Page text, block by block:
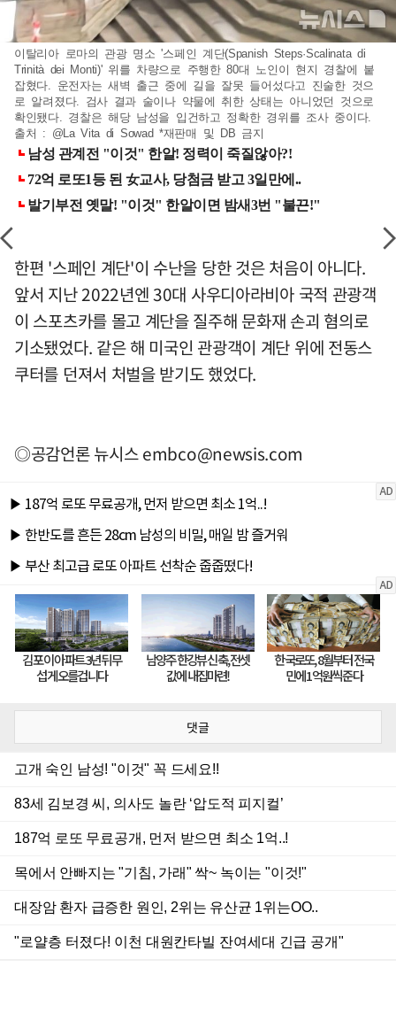
이탈리아 로마의 관광 명소 '스페인 계단(Spanish Steps·Scalinata di
Trinità dei Monti)' 위를 차량으로 주행한 80대 노인이 현지 경찰에 붙
잡혔다. 운전자는 새벽 출근 중에 길을 잘못 들어섰다고 진술한 것으
로 알려졌다. 검사 결과 술이나 약물에 취한 상태는 아니었던 것으로
확인됐다. 경찰은 해당 남성을 입건하고 정확한 경위를 조사 중이다.
출처 : @La Vita di Sowad *재판매 및 DB 금지
한편 '스페인 계단'이 수난을 당한 것은 처음이 아니다.
앞서 지난 2022년엔 30대 사우디아라비아 국적 관광객
이 스포츠카를 몰고 계단을 질주해 문화재 손괴 혐의로
기소됐었다. 같은 해 미국인 관광객이 계단 위에 전동스
쿠터를 던져서 처벌을 받기도 했었다.
◎공감언론 뉴시스embco@newsis.com
댓글